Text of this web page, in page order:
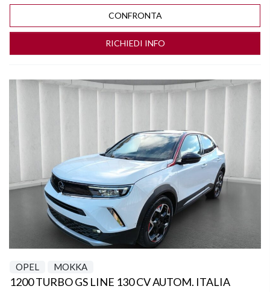
CONFRONTA
RICHIEDI INFO
Vedi dettagli
OPEL MOKKA
1200 TURBO GS LINE 130 CV AUTOM. ITALIA